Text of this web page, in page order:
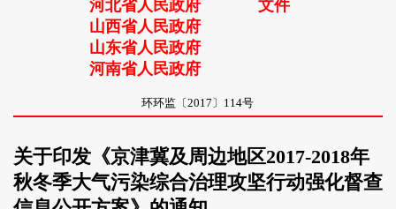
河北省人民政府
山西省人民政府
山东省人民政府
河南省人民政府
文件
环环监〔2017〕114号
关于印发《京津冀及周边地区2017-2018年
秋冬季大气污染综合治理攻坚行动强化督查